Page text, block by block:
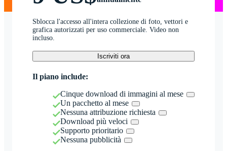
Sblocca l'accesso all'intera collezione di foto, vettori e
grafica autorizzati per uso commerciale. Video non
incluso.
Iscriviti ora
Il piano include:
Cinque download di immagini al mese
Un pacchetto al mese
Nessuna attribuzione richiesta
Download più veloci
Supporto prioritario
Nessuna pubblicità